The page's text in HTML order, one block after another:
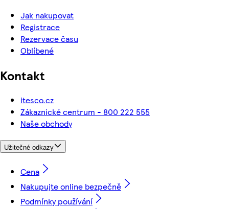
Jak nakupovat
Registrace
Rezervace času
Oblíbené
Kontakt
itesco.cz
Zákaznické centrum - 800 222 555
Naše obchody
Užitečné odkazy
Cena
Nakupujte online bezpečně
Podmínky používání